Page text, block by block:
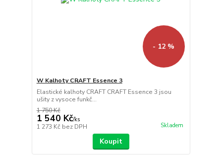
- 12 %
W Kalhoty CRAFT Essence 3
Elastické kalhoty CRAFT CRAFT Essence 3 jsou
ušity z vysoce funkč...
1 750 Kč
1 540 Kč/ks
1 273 Kč bez DPH Skladem
Koupit